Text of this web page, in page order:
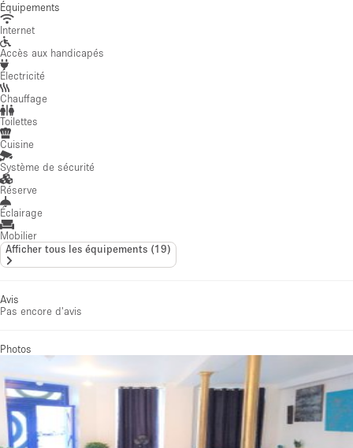
Équipements
Internet
Accès aux handicapés
Électricité
Chauffage
Toilettes
Cuisine
Système de sécurité
Réserve
Éclairage
Mobilier
Afficher tous les équipements (19)
Avis
Pas encore d'avis
Photos